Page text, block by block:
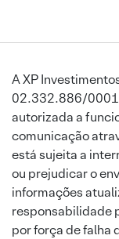
A XP
02.332.886/
autorizada a
comunicação
está sujeita a
ou prejudicar o
informações
responsabilidade
por força de falha